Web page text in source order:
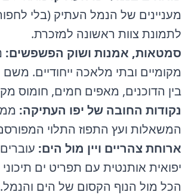
מעניינים של הנמל העתיק (בלי
לתמונת צוות ראשונה למזכרת.
סמטאות, אמנות ושוק הפשפשים:
מקומיים ובתי מלאכה ייחודיים.
בין הדוכנים, מאפים חמים, חומוס
נקודות החובה של יפו העתיקה:
המשאלות ועץ התפוז התלוי
ארוחת צהריים ויין מול הים:
יפואית אותנטית עם תפריט ים
הכל מול הנוף הקסום של הים והנמל.